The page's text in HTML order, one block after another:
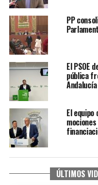
PP
El PSOE
pública
Andalucía
El equipo
ÚLTIMOS